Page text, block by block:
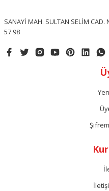
SANAYİ MAH. SULTAN SELİM
57 98